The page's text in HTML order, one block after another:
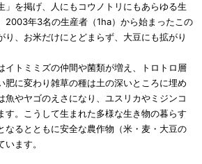
」を掲げ、人にもコウノトリにもあらゆる生
2003年3名の生産者（1ha）から始まったこの
、お米だけにとどまらず、大豆にも拡がり
イトミミズの仲間や菌類が増え、トロトロ層
肥に変わり雑草の種は土の深いところに埋め
魚やヤゴのえさになり、ユスリカやミジンコ
す。こうして生まれた多様な生き物の暮らす
なるとともに安全な農作物（米・麦・大豆の
ます。